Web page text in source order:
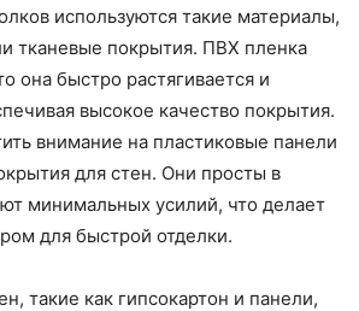
используются такие материалы,
тканевые покрытия. ПВХ пленка
она быстро растягивается и
высокое качество покрытия.
внимание на пластиковые панели
для стен. Они просты в
минимальных усилий, что делает
для быстрой отделки.
такие как гипсокартон и панели,